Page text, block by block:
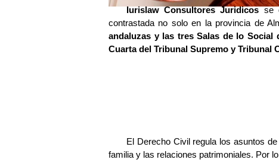
Iurislaw Consultores Juridicosse
contrastada no solo en la provincia de
andaluzas y las tres Salas de lo Social
Cuarta del Tribunal Supremo y Tribunal
El Derecho Civil regula los asuntos
familia y las relaciones patrimoniales. Por